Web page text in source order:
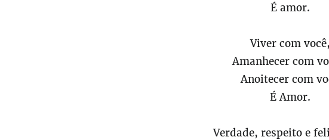
É amor.
Viver com você,
Amanhecer com
Anoitecer com
É Amor.
Verdade, respeito e